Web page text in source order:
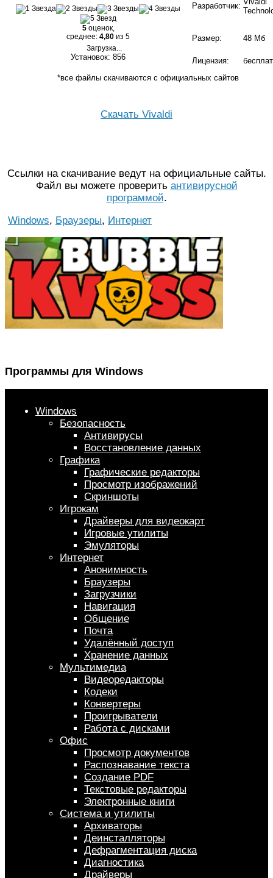
5оценок,
среднее: 4,80 из 5
Загрузка...
Установок: 856
Разработчик:
Размер: 48 Мб
Лицензия:
*все файлы скачиваются с официальных сайтов
Скачать Vivaldi
Ссылки на скачивание ведут на официальные сайты.
Файл вы можете проверить антивирусной
программой.
Windows, Браузеры, Интернет
Программы для Windows
Windows
Безопасность
Антивирусы
Восстановление данных
Графика
Графические редакторы
Просмотр изображений
Скриншоты
Игрокам
Драйверы для видеокарт
Игровые утилиты
Эмуляторы
Интернет
Анонимность
Браузеры
Загрузчики
Навигация
Общение
Почта
Удалённый доступ
Хранение данных
Мультимедиа
Видеоредакторы
Кодеки
Конвертеры
Проигрыватели
Работа с дисками
Офис
Просмотр документов
Распознавание текста
Создание PDF
Текстовые редакторы
Электронные книги
Система и утилиты
Архиваторы
Деинсталляторы
Дефрагментация диска
Диагностика
Драйверы